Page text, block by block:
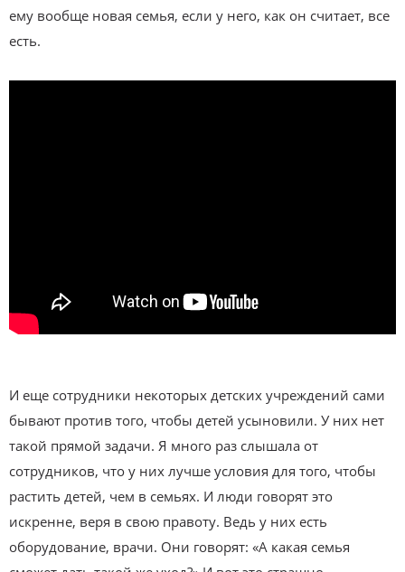
ему вообще новая семья, если у него, как он считает, все
есть.
И еще сотрудники некоторых детских учреждений сами
бывают против того, чтобы детей усыновили. У них нет
такой прямой задачи. Я много раз слышала от
сотрудников, что у них лучше условия для того, чтобы
растить детей, чем в семьях. И люди говорят это
искренне, веря в свою правоту. Ведь у них есть
оборудование, врачи. Они говорят: «А какая семья